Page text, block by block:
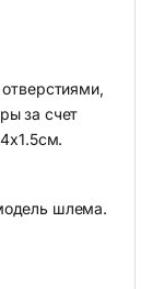
за счет
шлема.